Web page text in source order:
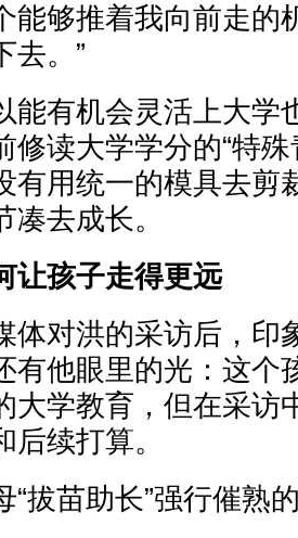
能够推着我向前走的
去。”
能有机会灵活上大学
修读大学学分的“特
有用统一的模具去剪
去成长。
让孩子走得更远
体对洪的采访后，印
有他眼里的光：这个
大学教育，但在采访
续打算。
拔苗助长”强行催熟